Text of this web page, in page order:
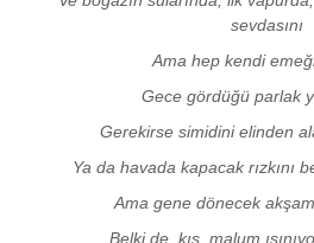
sevdasını
Ama hep kendi
Gece gördüğü parlak
Gerekirse simidini elinden
Ya da havada kapacak rızkını
Ama gene dönecek akşam
Belki de, kış, malum